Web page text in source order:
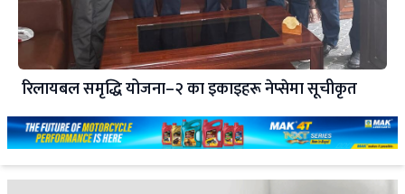
रिलायबल समृद्धि योजना–२ का इकाइहरू नेप्सेमा सूचीकृत